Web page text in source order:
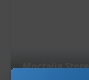
Moctalia Store